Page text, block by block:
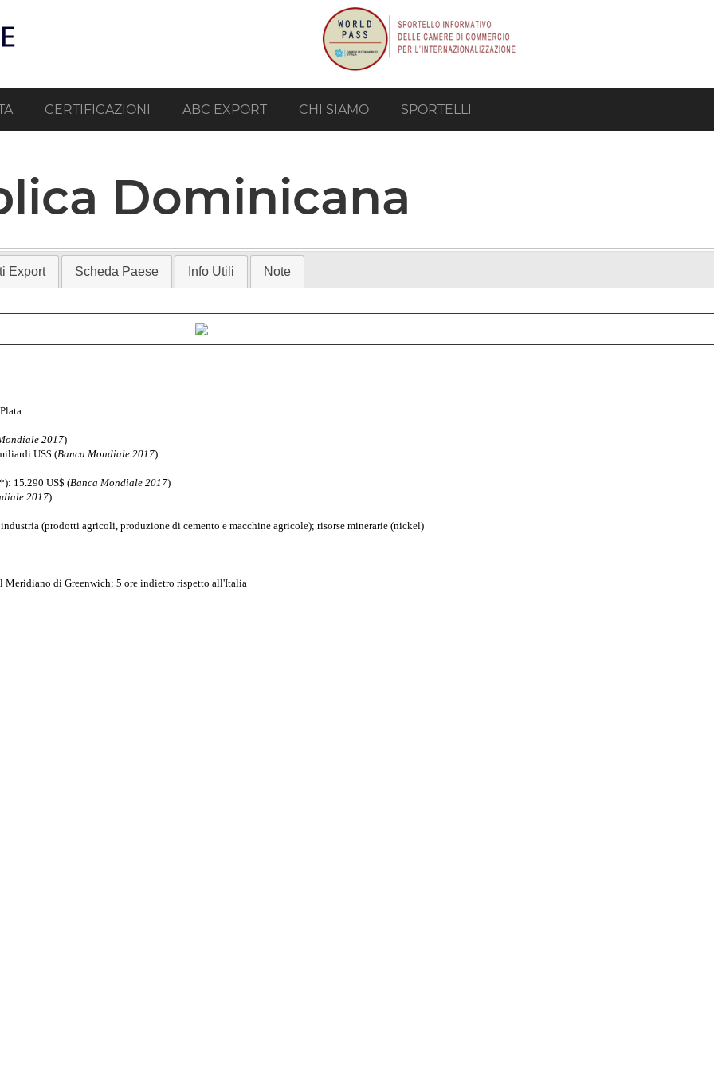
CERTIFICAZIONI ABC EXPORT CHI SIAMO SPORTELLI
Dominicana
Export Scheda Paese Info Utili Note
2017)
US$ (Banca Mondiale 2017)
15.290 US$ (Banca Mondiale 2017)
2017)
(prodotti agricoli, produzione di cemento e macchine agricole); risorse minerarie (nickel)
Meridiano di Greenwich; 5 ore indietro rispetto all'Italia